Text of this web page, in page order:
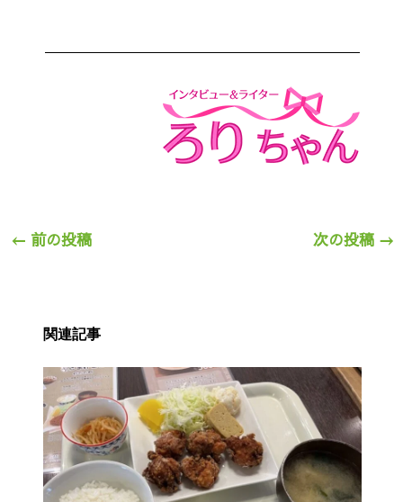
← 前の投稿 次の投稿 →
関連記事